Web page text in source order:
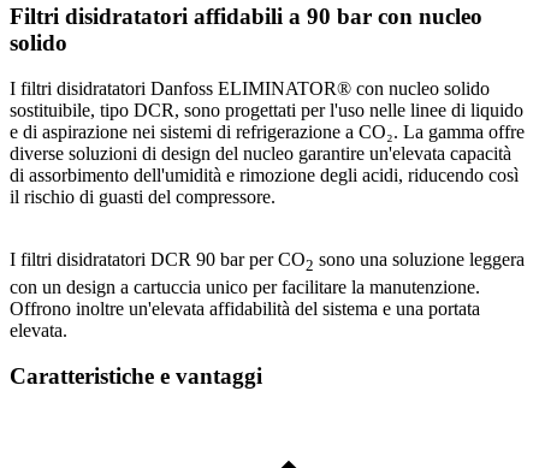
Filtri disidratatori affidabili a 90 bar con nucleo
solido
I filtri disidratatori Danfoss ELIMINATOR® con nucleo solido
sostituibile, tipo DCR, sono progettati per l'uso nelle linee di liquido
e di aspirazione nei sistemi di refrigerazione a CO₂. La gamma offre
diverse soluzioni di design del nucleo garantire un'elevata capacità
di assorbimento dell'umidità e rimozione degli acidi, riducendo così
il rischio di guasti del compressore.
I filtri disidratatori DCR 90 bar per CO2 sono una soluzione leggera
con un design a cartuccia unico per facilitare la manutenzione.
Offrono inoltre un'elevata affidabilità del sistema e una portata
elevata.
Caratteristiche e vantaggi